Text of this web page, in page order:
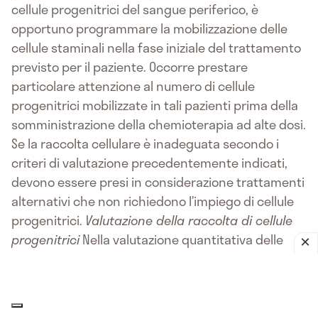
cellule progenitrici del sangue periferico, è
opportuno programmare la mobilizzazione delle
cellule staminali nella fase iniziale del trattamento
previsto per il paziente. Occorre prestare
particolare attenzione al numero di cellule
progenitrici mobilizzate in tali pazienti prima della
somministrazione della chemioterapia ad alte dosi.
Se la raccolta cellulare è inadeguata secondo i
criteri di valutazione precedentemente indicati,
devono essere presi in considerazione trattamenti
alternativi che non richiedono l’impiego di cellule
progenitrici. Valutazione della raccolta di cellule
progenitriciNella valutazione quantitativa delle